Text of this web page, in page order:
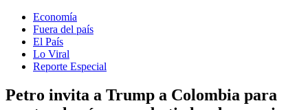
Economía
Fuera del país
El País
Lo Viral
Reporte Especial
Petro invita a Trump a Colombia para